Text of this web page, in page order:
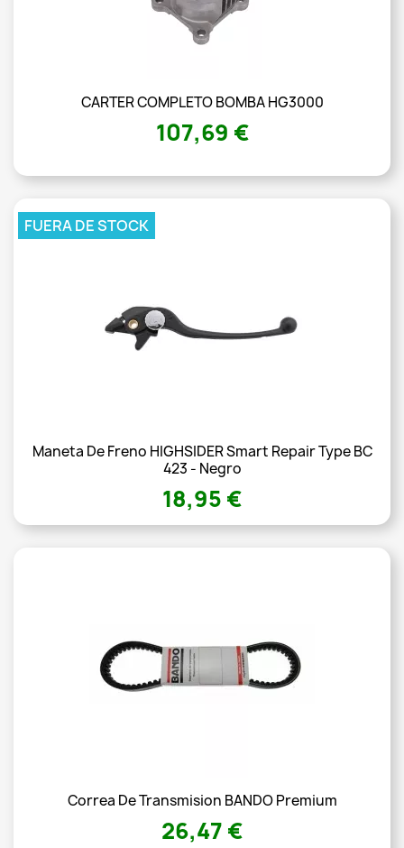
CARTER COMPLETO BOMBA HG3000
107,69 €
Maneta De Freno HIGHSIDER Smart Repair Type BC
423 - Negro
18,95 €
FUERA DE STOCK
Correa De Transmision BANDO Premium
26,47 €